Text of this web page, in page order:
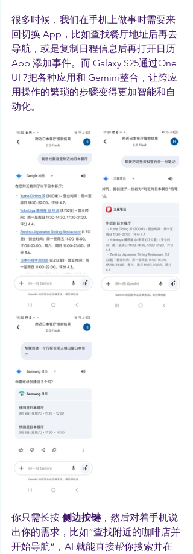
很多时候，我们在手机上做事时需要来
回切换 App，比如查找餐厅地址后再去
导航，或是复制日程信息后再打开日历
App 添加事件。而 Galaxy S25通过One
UI 7把各种应用和 Gemini整合，让跨应
用操作的繁琐的步骤变得更加智能和自
动化。
你只需长按 侧边按键 ，然后对着手机说
出你的需求，比如“查找附近的咖啡店并
开始导航”，AI 就能直接帮你搜索并在